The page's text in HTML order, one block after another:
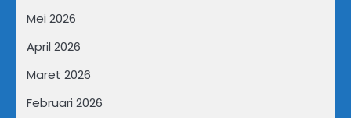
Mei 2026
April 2026
Maret 2026
Februari 2026